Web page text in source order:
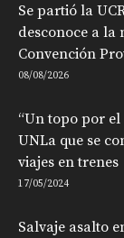
Se partió la
desconoce a la
Convención
08/08/2026
“Un topo por
UNLa que se
viajes en trenes
17/05/2024
Salvaje asalto